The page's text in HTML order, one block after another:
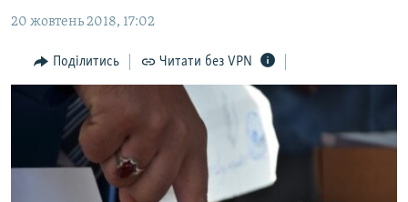
основної
Перейти
до
БЛОГИ
ПОГЛЯД
ІНТЕРВ'Ю
ВСЕ ЗА ДЕНЬ
СПЕЦПРОЕКТИ
ЯК ОБІЙТИ БЛОКУВАННЯ
20 жовтень 2018, 17:02
Поділитись Читати без VPN